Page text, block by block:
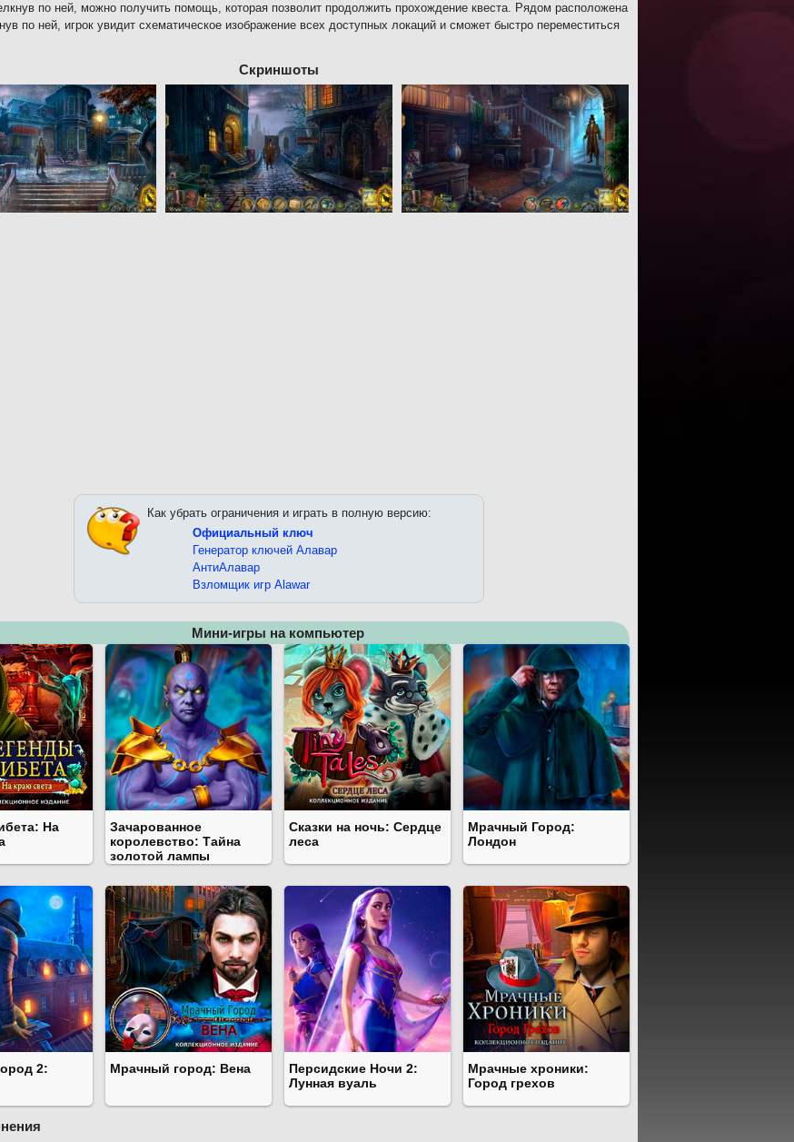
по ней, можно получить помощь, которая позволит продолжить прохождение квеста. Рядом расположена
по ней, игрок увидит схематическое изображение всех доступных локаций и сможет быстро переместиться
Скриншоты
Как убрать ограничения и играть в полную версию:
Официальный ключ
Генератор ключей Алавар
АнтиАлавар
Взломщик игр Alawar
Мини-игры на компьютер
На
Зачарованное
королевство: Тайна
золотой лампы
Сказки на ночь: Сердце
леса
Мрачный Город:
Лондон
2:
Мрачный город: Вена
Персидские Ночи 2:
Лунная вуаль
Мрачные хроники:
Город грехов